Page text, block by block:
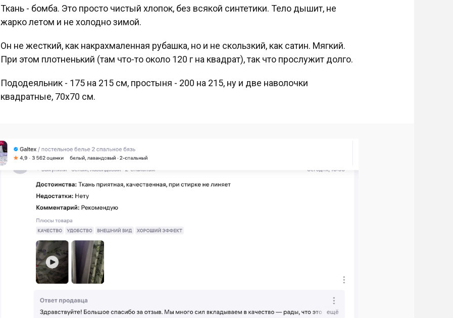
Ткань - бомба. Это просто чистый хлопок, без всякой синтетики. Тело дышит, не
жарко летом и не холодно зимой.
Он не жесткий, как накрахмаленная рубашка, но и не скользкий, как сатин. Мягкий.
При этом плотненький (там что-то около 120 г на квадрат), так что прослужит долго.
Пододеяльник - 175 на 215 см, простыня - 200 на 215, ну и две наволочки
квадратные, 70х70 см.